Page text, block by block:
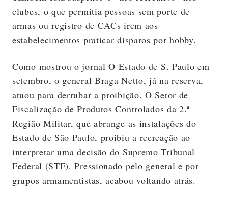
clubes, o que permitia pessoas sem porte de
armas ou registro de CACs irem aos
estabelecimentos praticar disparos por hobby.
Como mostrou o jornal O Estado de S. Paulo em
setembro, o general Braga Netto, já na reserva,
atuou para derrubar a proibição. O Setor de
Fiscalização de Produtos Controlados da 2.ª
Região Militar, que abrange as instalações do
Estado de São Paulo, proibiu a recreação ao
interpretar uma decisão do Supremo Tribunal
Federal (STF). Pressionado pelo general e por
grupos armamentistas, acabou voltando atrás.